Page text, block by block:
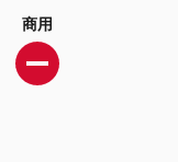
商用